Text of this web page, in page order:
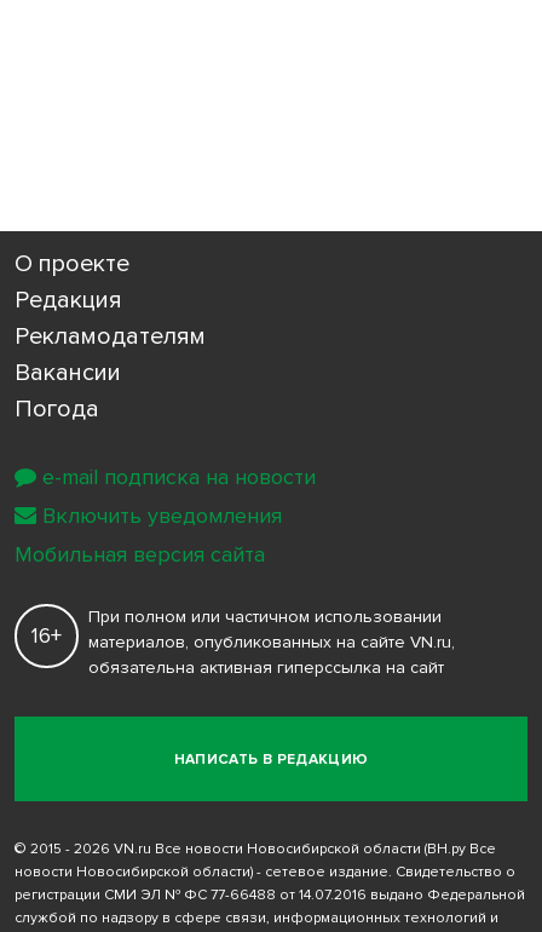
О проекте
Редакция
Рекламодателям
Вакансии
Погода
НАПИСАТЬ В РЕДАКЦИЮ
16+
При полном или частичном использовании
материалов, опубликованных на сайте VN.ru,
обязательна активная гиперссылка на сайт
© 2015 - 2026 VN.ru Все новости Новосибирской области (ВН.ру Все
новости Новосибирской области) - сетевое издание. Свидетельство о
регистрации СМИ ЭЛ № ФС 77-66488 от 14.07.2016 выдано Федеральной
службой по надзору в сфере связи, информационных технологий и
e-mail подписка на новости
Включить уведомления
Мобильная версия сайта